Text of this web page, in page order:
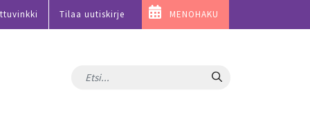
Tilaa uutiskirje MENOHAKU
Hae